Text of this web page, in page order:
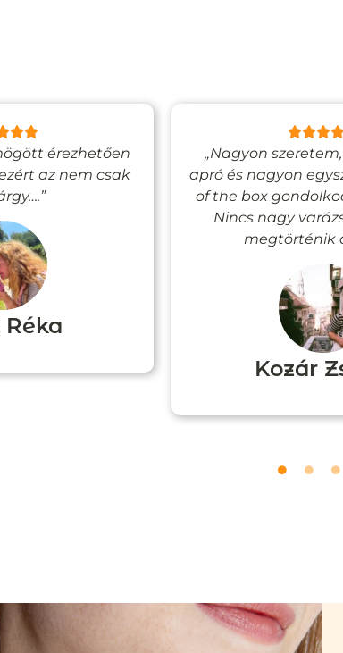
érezhetően
az nem csak
„Nagyon
apró és nagyon
of the box
Nincs nagy
megtörténik
Kozár